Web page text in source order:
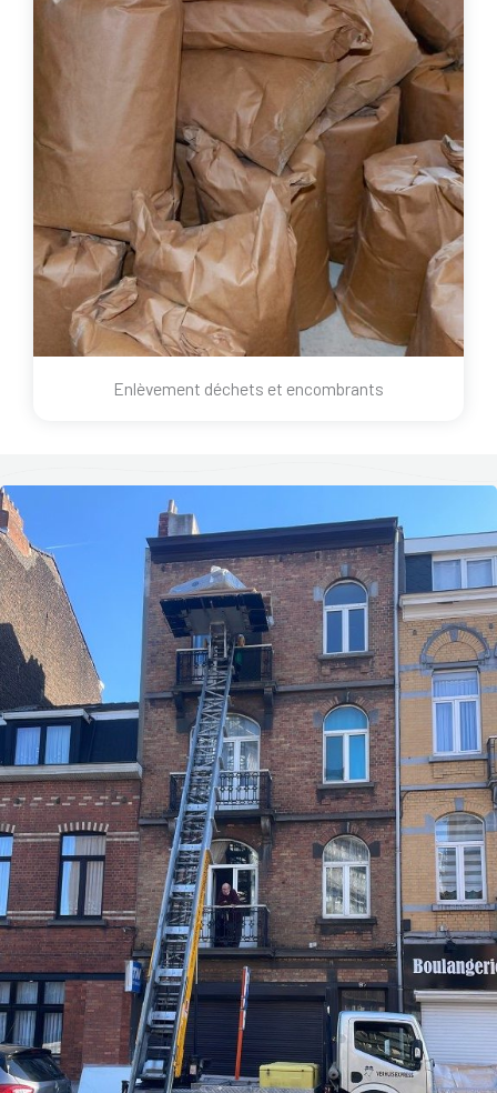
Enlèvement déchets et encombrants